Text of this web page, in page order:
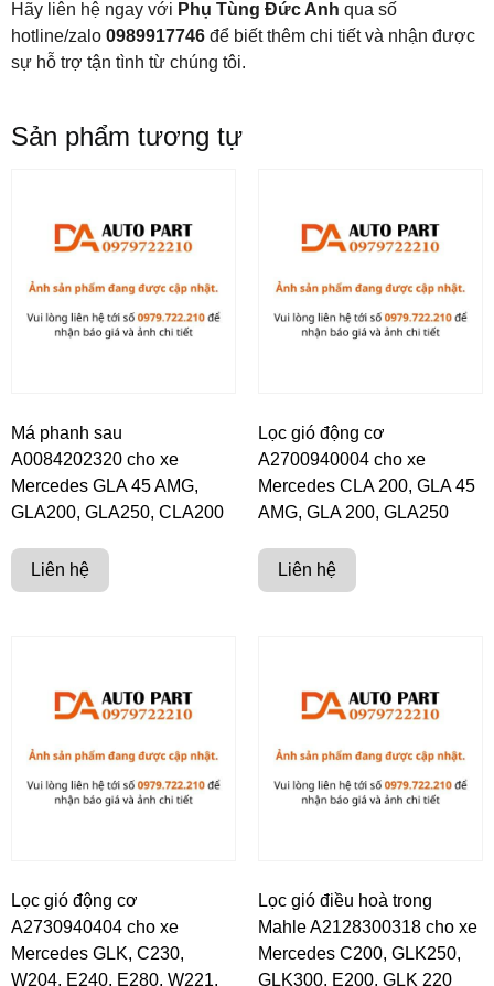
Hãy liên hệ ngay với Phụ Tùng Đức Anh qua số
hotline/zalo 0989917746 để biết thêm chi tiết và nhận được
sự hỗ trợ tận tình từ chúng tôi.
Sản phẩm tương tự
Má phanh sau
A0084202320 cho xe
Mercedes GLA 45 AMG,
GLA200, GLA250, CLA200
Liên hệ
Lọc gió động cơ
A2700940004 cho xe
Mercedes CLA 200, GLA 45
AMG, GLA 200, GLA250
Liên hệ
Lọc gió động cơ
A2730940404 cho xe
Mercedes GLK, C230,
W204, E240, E280, W221,
Lọc gió điều hoà trong
Mahle A2128300318 cho xe
Mercedes C200, GLK250,
GLK300, E200, GLK 220